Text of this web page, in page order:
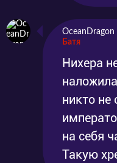
OceanDragon
Батя
Нихера
никто не
на себя
Такую